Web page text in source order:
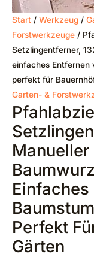
Start / Werkzeug /
Forstwerkzeuge /
Setzlingentferner,
einfaches Entfernen
perfekt für
Garten- &
Manueller
Einfaches
Perfekt
Gärten